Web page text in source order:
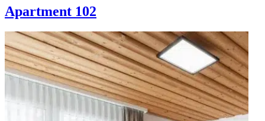
Apartment 102